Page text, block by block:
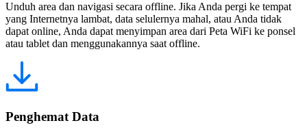
Unduh area dan navigasi secara offline. Jika Anda pergi ke tempat
yang Internetnya lambat, data selulernya mahal, atau Anda tidak
dapat online, Anda dapat menyimpan area dari Peta WiFi ke ponsel
atau tablet dan menggunakannya saat offline.
Penghemat Data